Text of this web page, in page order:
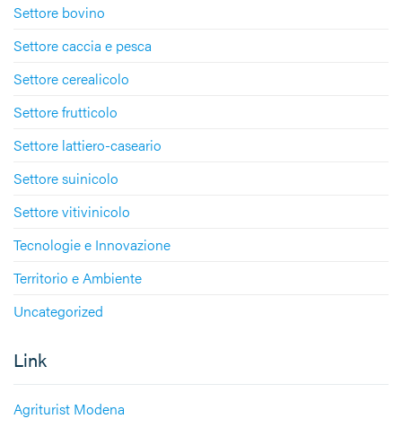
Settore bovino
Settore caccia e pesca
Settore cerealicolo
Settore frutticolo
Settore lattiero-caseario
Settore suinicolo
Settore vitivinicolo
Tecnologie e Innovazione
Territorio e Ambiente
Uncategorized
Link
Agriturist Modena